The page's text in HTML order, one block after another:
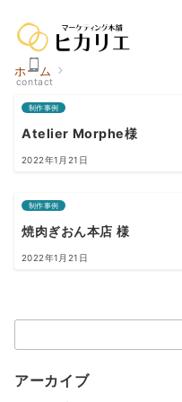
contact
ホーム
制作事例
Atelier Morphe様
2022年1月21日
制作事例
焼肉ぎおん本店 様
2022年1月21日
索：
アーカイブ